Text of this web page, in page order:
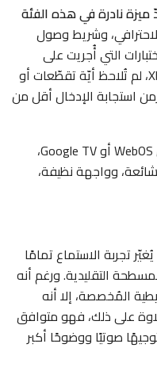
يُعدّ ميزة نادرة في هذه الفئة
وشريط وصول
التي أُجريت على
أجهزة ألعاب مثل PS5 وXbox Series X، لم تُلاحظ أيّة تقطّعات أو
استجابة الإدخال أقل من
قد لا يكون نظام VIDAA معروفًا مثل WebOS أو Google TV،
وواجهة نظيفة،
تجربة الاستماع تمامًا
التقليدية. ورغم أنه
المُخصصة، إلا أنه
على ذلك، فهو متوافق
صوتيًا ووضوحًا أكبر